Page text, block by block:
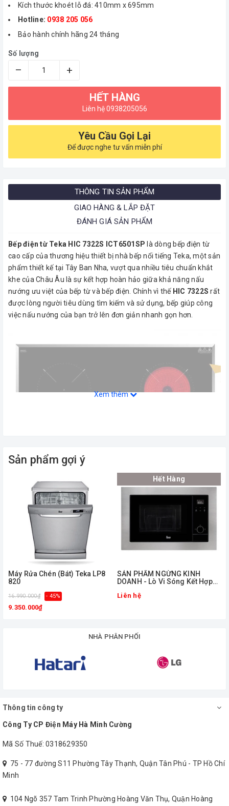
Kích thước khoét lỗ đá: 410mm x 695mm
Hotline: 0938 205 056
Bảo hành chính hãng 24 tháng
Số lượng
– +
HẾT HÀNG
Liên hệ 0938205056
Yêu Cầu Gọi Lại
Để được nghe tư vấn miễn phí
THÔNG TIN SẢN PHẨM
GIAO HÀNG & LẮP ĐẶT
ĐÁNH GIÁ SẢN PHẨM
Bếp điện từ Teka HIC 7322S ICT6501SP là dòng bếp điện từ
cao cấp của thương hiệu thiết bị nhà bếp nổi tiếng Teka, một sản
phẩm thiết kế tại Tây Ban Nha, vượt qua nhiều tiêu chuẩn khắt
khe của Châu Âu là sự kết hợp hoàn hảo giữa khả năng nấu
nướng ưu việt của bếp từ và bếp điện. Chính vì thế HIC 7322S rất
được lòng người tiêu dùng tìm kiếm và sử dụng, bếp giúp công
việc nấu nướng của bạn trở lên đơn giản nhanh gọn hơn.
BỀ MẶT KÍNH SCHOTT CERAN, CHỊU
LỰC CHỊU NHIỆT
Bếp hồng ngoại điện từTeka HIC 7322S được thiết kế mặt kính
làm bằng Mặt kính Schott Ceran sang trọng, chống trơn trượt và
có khả năng chịu nhiệt lên đến 1000 độ C, chịu sốc nhiệt tốt. Đây
là mặt kính chuyên dụng dành cho bếp điện, là một loại kính có
chất lượng cao, rất cứng, bền và có khả năng truyền nhiệt và tản
nhiệt nhanh dễ dàng lau chùi vệ sinh. Chính vì vậy mặt bếp lúc
nào cũng sáng bóng, bóng bẩy như ban đầu. Với 9 mức điều
chỉnh công suất nấu có thể giúp chị em có thể nấu nướng được
Xem thêm
Sản phẩm gợi ý
Máy Rửa Chén (Bát) Teka LP8
820
16.990.000₫ - 45%
9.350.000₫
Hết Hàng
ㅤSẢN PHẨM NGỪNG KINH
DOANH - Lò Vi Sóng Kết Hợp
Liên hệ
NHÀ PHÂN PHỐI
Thông tin công ty
Công Ty CP Điện Máy Hà Minh Cường
Mã Số Thuế: 0318629350
75 - 77 đường S11 Phường Tây Thạnh, Quận Tân Phú - TP Hồ Chí
Minh
104 Ngõ 357 Tam Trinh Phường Hoàng Văn Thụ, Quận Hoàng